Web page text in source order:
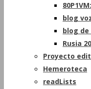
blog
blog de
Rusia
Proyecto
Hemeroteca
readLists